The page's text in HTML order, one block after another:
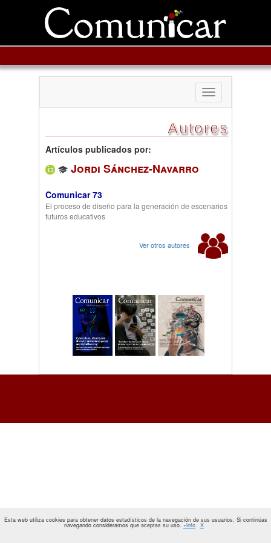
Toggle
navigation
Autores
Artículos publicados por:
Jordi Sánchez-Navarro
Comunicar 73
El proceso de diseño para la generación de escenarios
futuros educativos
Ver otros autores
Esta web utiliza cookies para obtener datos estadísticos de la navegación de sus usuarios. Si continúas
navegando consideramos que aceptas su uso. +info X